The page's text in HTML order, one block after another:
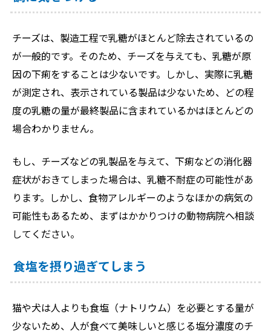
チーズは、製造工程で乳糖がほとんど除去されているの
が一般的です。そのため、チーズを与えても、乳糖が原
因の下痢をすることは少ないです。しかし、実際に乳糖
が測定され、表示されている製品は少ないため、どの程
度の乳糖の量が最終製品に含まれているかはほとんどの
場合わかりません。
もし、チーズなどの乳製品を与えて、下痢などの消化器
症状がおきてしまった場合は、乳糖不耐症の可能性があ
ります。しかし、食物アレルギーのようなほかの病気の
可能性もあるため、まずはかかりつけの動物病院へ相談
してください。
食塩を摂り過ぎてしまう
猫や犬は人よりも食塩（ナトリウム）を必要とする量が
少ないため、人が食べて美味しいと感じる塩分濃度のチ